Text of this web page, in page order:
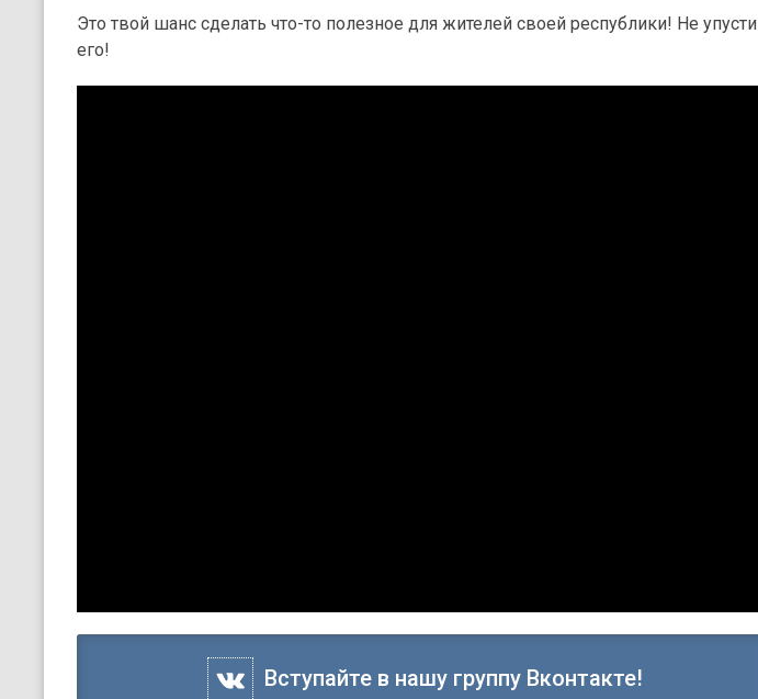
Это твой шанс сделать что-то полезное для жителей своей республики! Не упусти
его!
Вступайте в нашу группу Вконтакте!